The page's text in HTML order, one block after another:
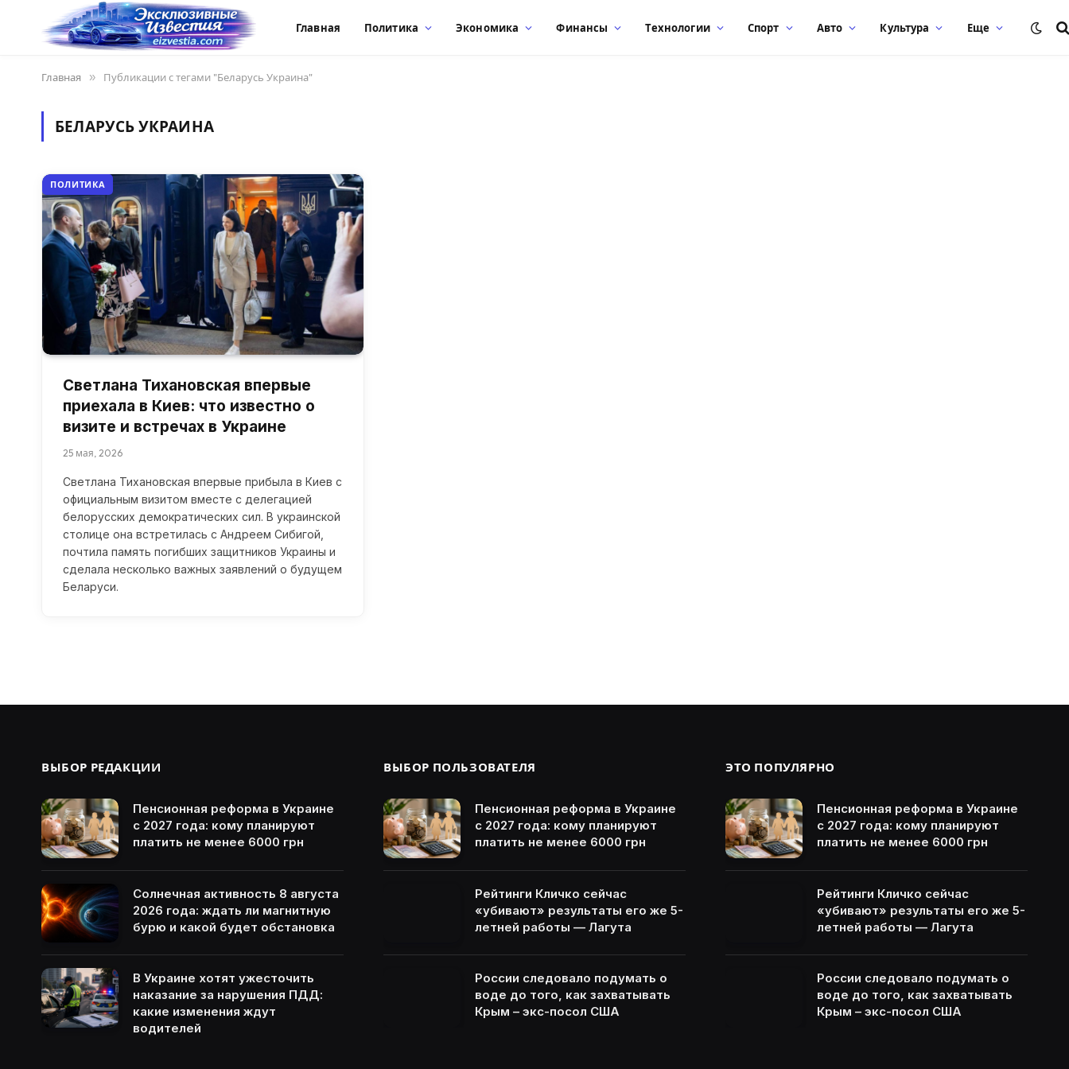
Главная Политика Экономика Финансы Технологии Спорт Авто Культура Еще
Главная » Публикации с тегами "Беларусь Украина"
БЕЛАРУСЬ УКРАИНА
ПОЛИТИКА
Светлана Тихановская впервые
приехала в Киев: что известно о
визите и встречах в Украине
25 мая, 2026
Светлана Тихановская впервые прибыла в Киев с
официальным визитом вместе с делегацией
белорусских демократических сил. В украинской
столице она встретилась с Андреем Сибигой,
почтила память погибших защитников Украины и
сделала несколько важных заявлений о будущем
Беларуси.
ВЫБОР РЕДАКЦИИ
Пенсионная реформа в Украине
с 2027 года: кому планируют
платить не менее 6000 грн
Солнечная активность 8 августа
2026 года: ждать ли магнитную
бурю и какой будет обстановка
В Украине хотят ужесточить
наказание за нарушения ПДД:
какие изменения ждут
водителей
ВЫБОР ПОЛЬЗОВАТЕЛЯ
Пенсионная реформа в Украине
с 2027 года: кому планируют
платить не менее 6000 грн
Рейтинги Кличко сейчас
«убивают» результаты его же 5-
летней работы — Лагута
России следовало подумать о
воде до того, как захватывать
Крым – экс-посол США
ЭТО ПОПУЛЯРНО
Пенсионная реформа в Украине
с 2027 года: кому планируют
платить не менее 6000 грн
Рейтинги Кличко сейчас
«убивают» результаты его же 5-
летней работы — Лагута
России следовало подумать о
воде до того, как захватывать
Крым – экс-посол США